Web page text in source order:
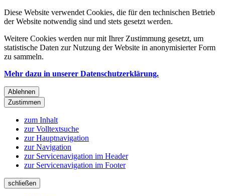
Diese Website verwendet Cookies, die für den technischen Betrieb
der Website notwendig sind und stets gesetzt werden.
Weitere Cookies werden nur mit Ihrer Zustimmung gesetzt, um
statistische Daten zur Nutzung der Website in anonymisierter Form
zu sammeln.
Mehr dazu in unserer Datenschutzerklärung.
Ablehnen
Zustimmen
zum Inhalt
zur Volltextsuche
zur Hauptnavigation
zur Navigation
zur Servicenavigation im Header
zur Servicenavigation im Footer
schließen